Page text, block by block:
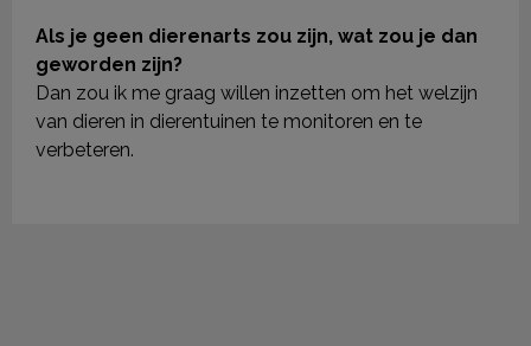
Als je geen dierenarts zou zijn, wat zou je dan
geworden zijn?
Dan zou ik me graag willen inzetten om het welzijn
van dieren in dierentuinen te monitoren en te
verbeteren.